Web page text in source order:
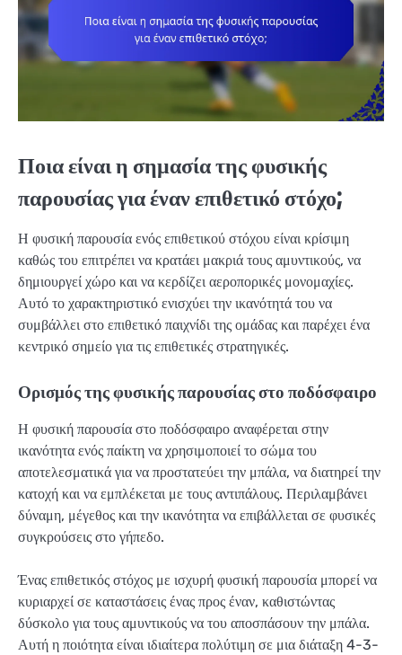
Ποια είναι η σημασία της φυσικής
παρουσίας για έναν επιθετικό στόχο;
Η φυσική παρουσία ενός επιθετικού στόχου είναι κρίσιμη
καθώς του επιτρέπει να κρατάει μακριά τους αμυντικούς, να
δημιουργεί χώρο και να κερδίζει αεροπορικές μονομαχίες.
Αυτό το χαρακτηριστικό ενισχύει την ικανότητά του να
συμβάλλει στο επιθετικό παιχνίδι της ομάδας και παρέχει ένα
κεντρικό σημείο για τις επιθετικές στρατηγικές.
Ορισμός της φυσικής παρουσίας στο ποδόσφαιρο
Η φυσική παρουσία στο ποδόσφαιρο αναφέρεται στην
ικανότητα ενός παίκτη να χρησιμοποιεί το σώμα του
αποτελεσματικά για να προστατεύει την μπάλα, να διατηρεί την
κατοχή και να εμπλέκεται με τους αντιπάλους. Περιλαμβάνει
δύναμη, μέγεθος και την ικανότητα να επιβάλλεται σε φυσικές
συγκρούσεις στο γήπεδο.
Ένας επιθετικός στόχος με ισχυρή φυσική παρουσία μπορεί να
κυριαρχεί σε καταστάσεις ένας προς έναν, καθιστώντας
δύσκολο για τους αμυντικούς να του αποσπάσουν την μπάλα.
Αυτή η ποιότητα είναι ιδιαίτερα πολύτιμη σε μια διάταξη 4-3-